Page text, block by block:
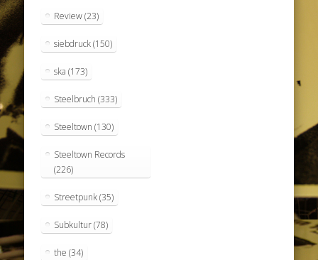
Review(23)
siebdruck(150)
ska (173)
Steelbruch (333)
Steeltown (130)
Steeltown Records
(226)
Streetpunk(35)
Subkultur(78)
the (34)